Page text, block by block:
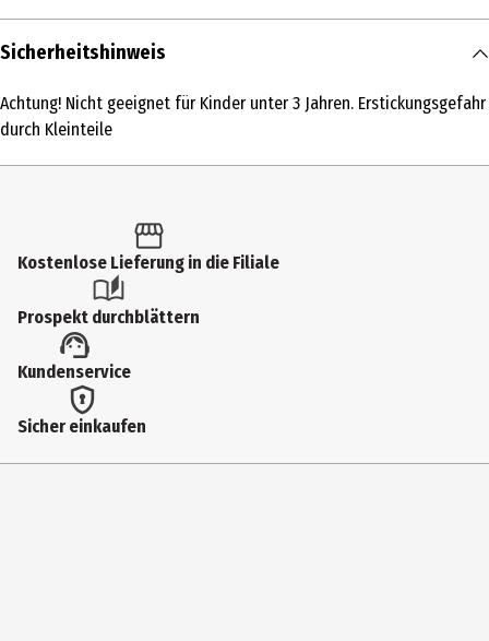
Inhalt
Produkttyp
Artikelnummer des Herstellers
Hersteller
Hutter Trade GmbH & Co. KG
Herstelleradresse
Sicherheitshinweis
Achtung! Nicht geeignet für Kinder unter 3 Jahren. Erstickungsgefahr
durch Kleinteile
Kostenlose Lieferung in die Filiale
Prospekt durchblättern
Kundenservice
Sicher einkaufen